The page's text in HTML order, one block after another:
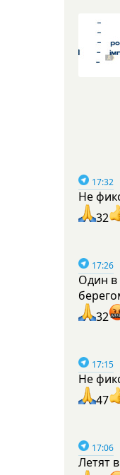
17:32
Не
32
17:26
Один в
32
17:15
Не
47
17:06
Летят